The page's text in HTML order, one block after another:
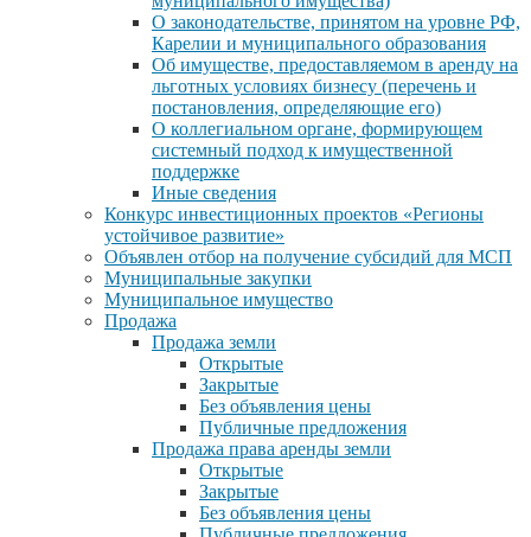
О законодательстве, принятом на уровне РФ,
Карелии и муниципального образования
Об имуществе, предоставляемом в аренду на
льготных условиях бизнесу (перечень и
постановления, определяющие его)
О коллегиальном органе, формирующем
системный подход к имущественной
поддержке
Иные сведения
Конкурс инвестиционных проектов «Регионы
устойчивое развитие»
Объявлен отбор на получение субсидий для МСП
Муниципальные закупки
Муниципальное имущество
Продажа
Продажа земли
Открытые
Закрытые
Без объявления цены
Публичные предложения
Продажа права аренды земли
Открытые
Закрытые
Без объявления цены